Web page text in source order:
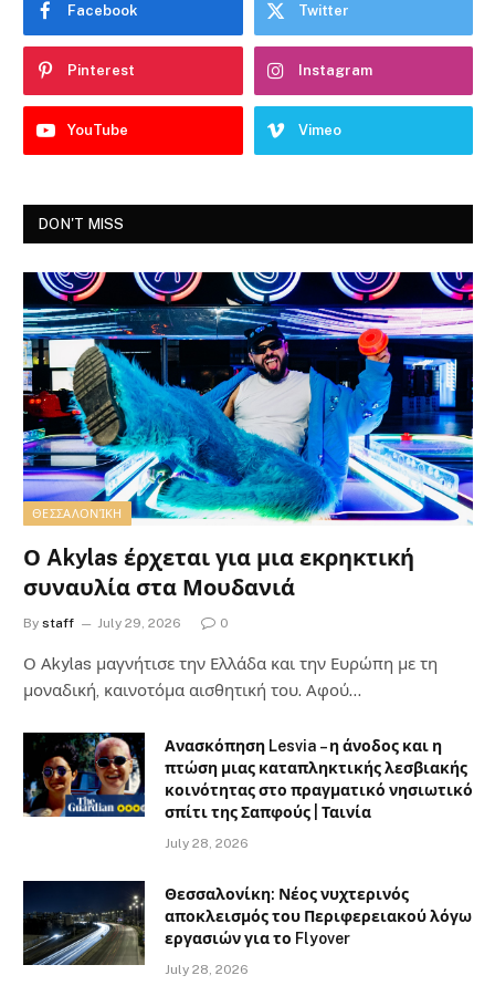
Facebook Twitter
Pinterest Instagram
YouTube Vimeo
DON'T MISS
ΘΕΣΣΑΛΟΝΊΚΗ
Ο Akylas έρχεται για μια εκρηκτική
συναυλία στα Μουδανιά
By staff July 29, 2026 0
Ο Αkylas μαγνήτισε την Ελλάδα και την Ευρώπη με τη
μοναδική, καινοτόμα αισθητική του. Αφού…
Ανασκόπηση Lesvia – η άνοδος και η
πτώση μιας καταπληκτικής λεσβιακής
κοινότητας στο πραγματικό νησιωτικό
σπίτι της Σαπφούς | Ταινία
July 28, 2026
Θεσσαλονίκη: Νέος νυχτερινός
αποκλεισμός του Περιφερειακού λόγω
εργασιών για το Flyover
July 28, 2026